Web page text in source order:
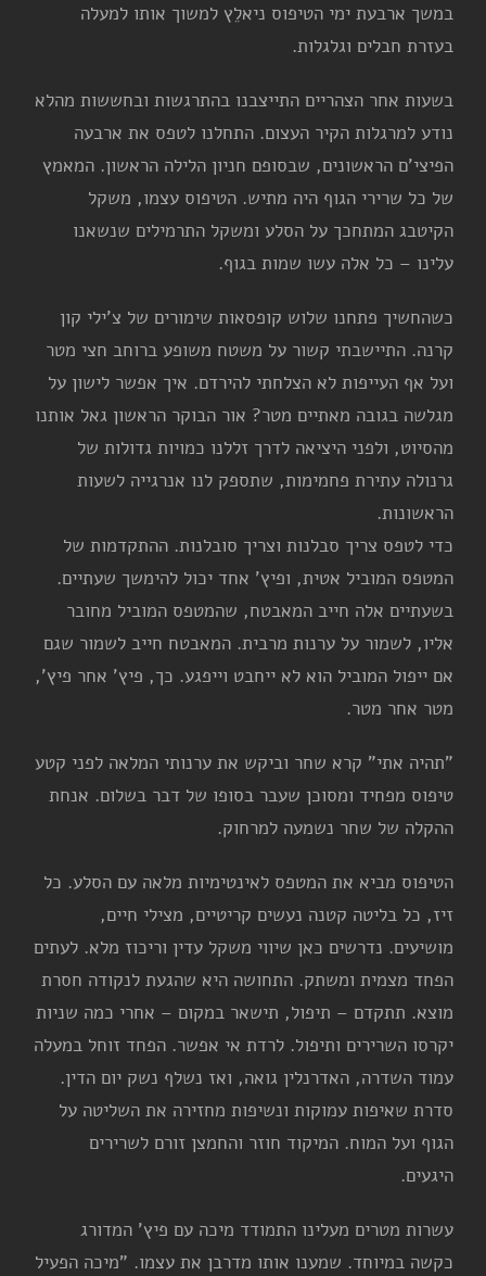
במשך ארבעת ימי הטיפוס ניאלֵץ למשוך אותו למעלה
בעזרת חבלים וגלגלות.
בשעות אחר הצהריים התייצבנו בהתרגשות ובחששות מהלא
נודע למרגלות הקיר העצום. התחלנו לטפס את ארבעה
הפיצי'ם הראשונים, שבסופם חניון הלילה הראשון. המאמץ
של כל שרירי הגוף היה מתיש. הטיפוס עצמו, משקל
הקיטבג המתחכך על הסלע ומשקל התרמילים שנשאנו
עלינו – כל אלה עשו שמות בגוף.
כשהחשיך פתחנו שלוש קופסאות שימורים של צ'ילי קון
קרנה. התיישבתי קשור על משטח משופע ברוחב חצי מטר
ועל אף העייפות לא הצלחתי להירדם. איך אפשר לישון על
מגלשה בגובה מאתיים מטר? אור הבוקר הראשון גאל אותנו
מהסיוט, ולפני היציאה לדרך זללנו כמויות גדולות של
גרנולה עתירת פחמימות, שתספק לנו אנרגייה לשעות
הראשונות.
כדי לטפס צריך סבלנות וצריך סובלנות. ההתקדמות של
המטפס המוביל אטית, ופיץ' אחד יכול להימשך שעתיים.
בשעתיים אלה חייב המאבטח, שהמטפס המוביל מחובר
אליו, לשמור על ערנות מרבית. המאבטח חייב לשמור שגם
אם ייפול המוביל הוא לא ייחבט וייפגע. כך, פיץ' אחר פיץ',
מטר אחר מטר.
"תהיה אתי" קרא שחר וביקש את ערנותי המלאה לפני קטע
טיפוס מפחיד ומסוכן שעבר בסופו של דבר בשלום. אנחת
ההקלה של שחר נשמעה למרחוק.
הטיפוס מביא את המטפס לאינטימיות מלאה עם הסלע. כל
זיז, כל בליטה קטנה נעשים קריטיים, מצילי חיים,
מושיעים. נדרשים כאן שיווי משקל עדין וריכוז מלא. לעתים
הפחד מצמית ומשתק. התחושה היא שהגעת לנקודה חסרת
מוצא. תתקדם – תיפול, תישאר במקום – אחרי כמה שניות
יקרסו השרירים ותיפול. לרדת אי אפשר. הפחד זוחל במעלה
עמוד השדרה, האדרנלין גואה, ואז נשלף נשק יום הדין.
סדרת שאיפות עמוקות ונשיפות מחזירה את השליטה על
הגוף ועל המוח. המיקוד חוזר והחמצן זורם לשרירים
היגעים.
עשרות מטרים מעלינו התמודד מיכה עם פיץ' המדורג
כקשה במיוחד. שמענו אותו מדרבן את עצמו. "מיכה הפעיל